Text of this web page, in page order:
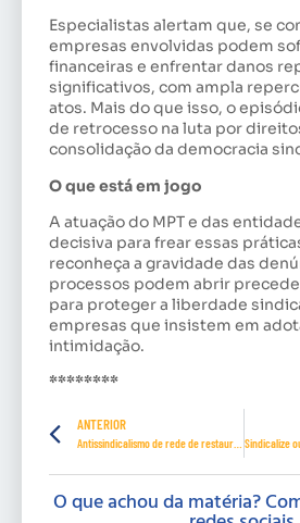
Especialistas alertam que, se
empresas envolvidas podem
financeiras e enfrentar danos
significativos, com ampla
atos. Mais do que isso, o
de retrocesso na luta por
consolidação da democracia
O que está em jogo
A atuação do MPT e das
decisiva para frear essas
reconheça a gravidade das
processos podem abrir
para proteger a liberdade
empresas que insistem em
intimidação.
********
ANTERIOR
O que achou da matéria?